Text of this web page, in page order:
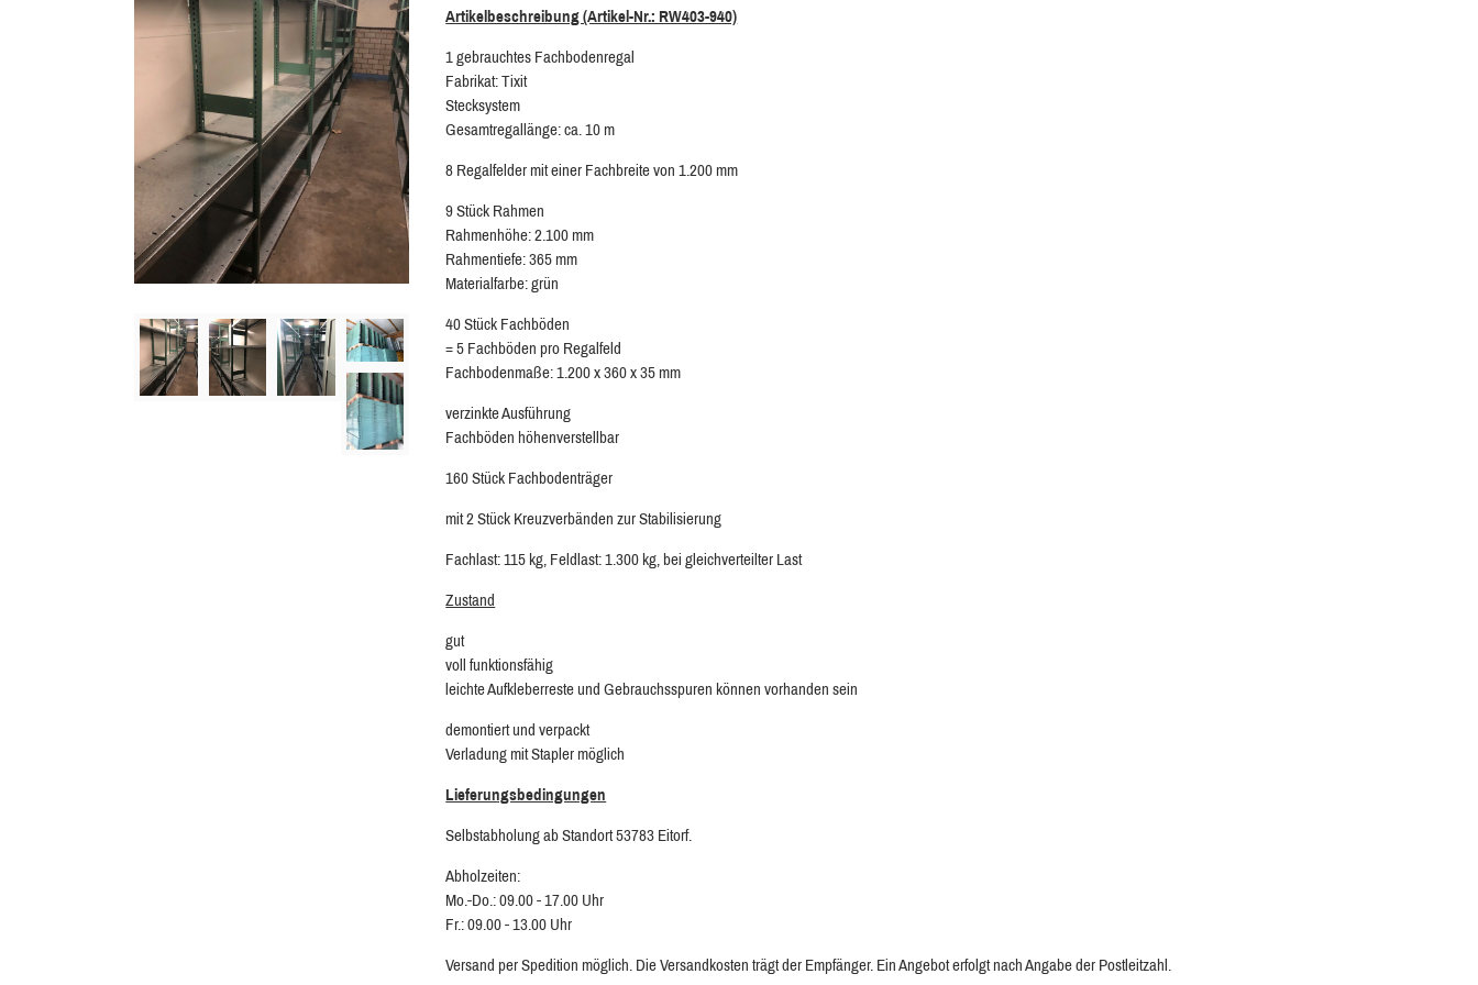
Artikelbeschreibung (Artikel-Nr.: RW403-940)
1 gebrauchtes Fachbodenregal
Fabrikat: Tixit
Stecksystem
Gesamtregallänge: ca. 10 m
8 Regalfelder mit einer Fachbreite von 1.200 mm
9 Stück Rahmen
Rahmenhöhe: 2.100 mm
Rahmentiefe: 365 mm
Materialfarbe: grün
40 Stück Fachböden
= 5 Fachböden pro Regalfeld
Fachbodenmaße: 1.200 x 360 x 35 mm
verzinkte Ausführung
Fachböden höhenverstellbar
160 Stück Fachbodenträger
mit 2 Stück Kreuzverbänden zur Stabilisierung
Fachlast: 115 kg, Feldlast: 1.300 kg, bei gleichverteilter Last
Zustand
gut
voll funktionsfähig
leichte Aufkleberreste und Gebrauchsspuren können vorhanden sein
demontiert und verpackt
Verladung mit Stapler möglich
Lieferungsbedingungen
Selbstabholung ab Standort 53783 Eitorf.
Abholzeiten:
Mo.-Do.: 09.00 - 17.00 Uhr
Fr.: 09.00 - 13.00 Uhr
Versand per Spedition möglich. Die Versandkosten trägt der Empfänger. Ein Angebot erfolgt nach Angabe der Postleitzahl.